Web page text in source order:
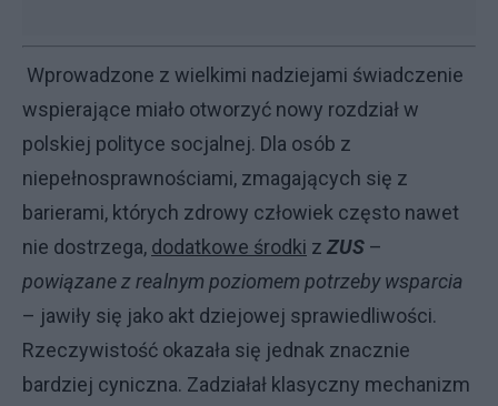
Wprowadzone z wielkimi nadziejami świadczenie
wspierające miało otworzyć nowy rozdział w
polskiej polityce socjalnej. Dla osób z
niepełnosprawnościami, zmagających się z
barierami, których zdrowy człowiek często nawet
nie dostrzega, dodatkowe środki z ZUS –
powiązane z realnym poziomem potrzeby wsparcia
– jawiły się jako akt dziejowej sprawiedliwości.
Rzeczywistość okazała się jednak znacznie
bardziej cyniczna. Zadziałał klasyczny mechanizm